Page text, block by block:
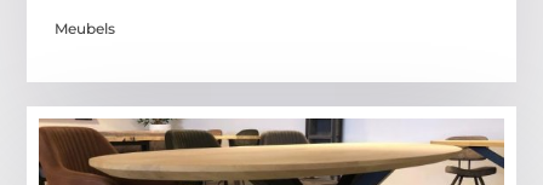
Meubels